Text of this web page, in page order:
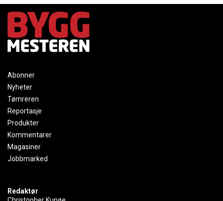
Abonner
Nyheter
Tømreren
Reportasje
Produkter
Kommentarer
Magasiner
Jobbmarked
Redaktør